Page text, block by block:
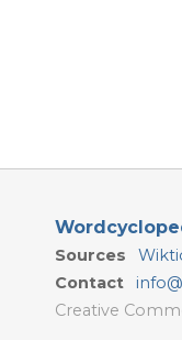
Sources
Contact
Creative